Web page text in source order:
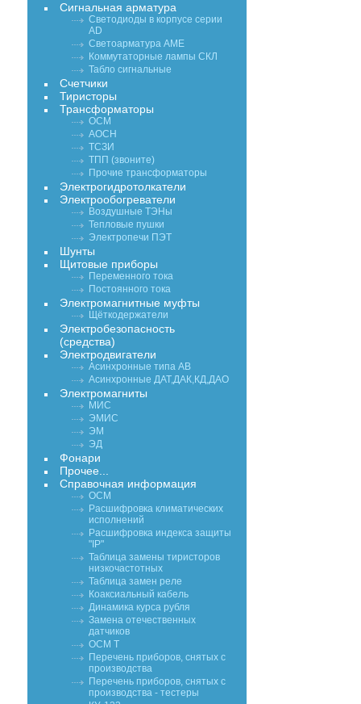
Сигнальная арматура
Светодиоды в корпусе серии
AD
Светоарматура АМЕ
Коммутаторные лампы СКЛ
Табло сигнальные
Счетчики
Тиристоры
Трансформаторы
ОСМ
АОСН
ТСЗИ
ТПП (звоните)
Прочие трансформаторы
Электрогидротолкатели
Электрообогреватели
Воздушные ТЭНы
Тепловые пушки
Электропечи ПЭТ
Шунты
Щитовые приборы
Переменного тока
Постоянного тока
Электромагнитные муфты
Щёткодержатели
Электробезопасность
(средства)
Электродвигатели
Асинхронные типа АВ
Асинхронные ДАТ,ДАК,КД,ДАО
Электромагниты
МИС
ЭМИС
ЭМ
ЭД
Фонари
Прочее...
Справочная информация
ОСМ
Расшифровка климатических
исполнений
Расшифровка индекса защиты
"IP"
Таблица замены тиристоров
низкочастотных
Таблица замен реле
Коаксиальный кабель
Динамика курса рубля
Замена отечественных
датчиков
ОСМ Т
Перечень приборов, снятых с
производства
Перечень приборов, снятых с
производства - тестеры